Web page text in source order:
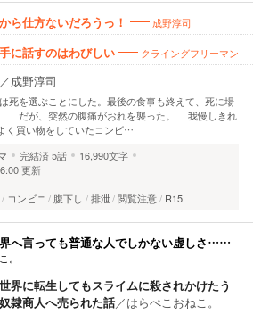
ら仕方ないだろうっ！ 成野淳司
に話すのはわびしい クライングフリーマン
／成野淳司
を選ぶことにした。最後の食事も終えて、死に場
だが、突然の腹痛がおれを襲った。 我慢しきれ
く買い物をしていたコンビ…
完結済5話
16,990文字
更新
コンビニ 腹下し 排泄 閲覧注意 R15
へ言っても普通な人でしかない虚しさ……
。
界に転生してもスライムに殺されかけたう
隷商人へ売られた話／はらぺこおねこ。